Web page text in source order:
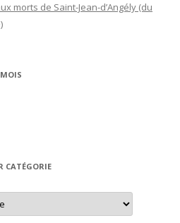
morts de Saint-Jean-d’Angély (du
CATÉGORIE